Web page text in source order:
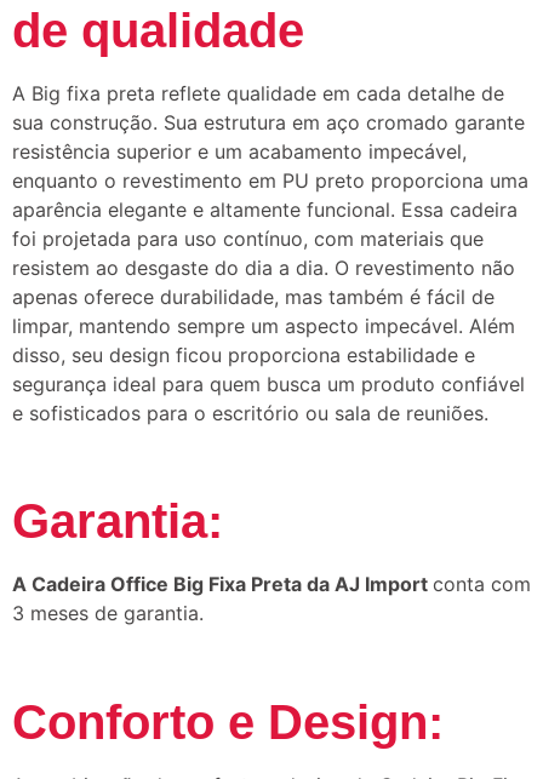
de qualidade
A Big fixa preta reflete qualidade em cada detalhe de
sua construção. Sua estrutura em aço cromado garante
resistência superior e um acabamento impecável,
enquanto o revestimento em PU preto proporciona uma
aparência elegante e altamente funcional. Essa cadeira
foi projetada para uso contínuo, com materiais que
resistem ao desgaste do dia a dia. O revestimento não
apenas oferece durabilidade, mas também é fácil de
limpar, mantendo sempre um aspecto impecável. Além
disso, seu design ficou proporciona estabilidade e
segurança ideal para quem busca um produto confiável
e sofisticados para o escritório ou sala de reuniões.
Garantia:
A Cadeira Office Big Fixa Preta da AJ Import conta com
3 meses de garantia.
Conforto e Design: